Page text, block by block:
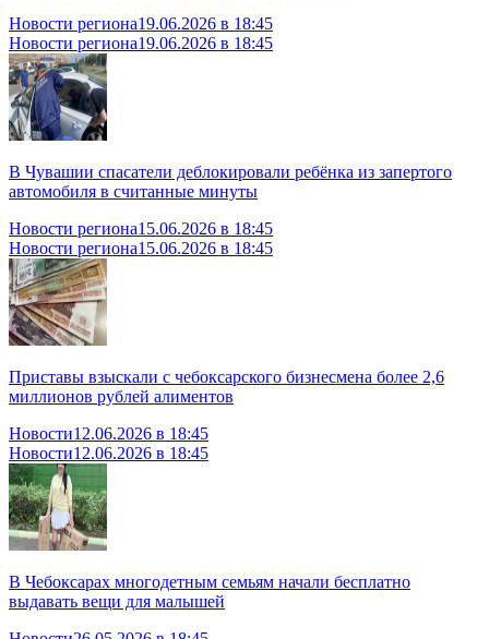
Новости региона19.06.2026 в 18:45
Новости региона19.06.2026 в 18:45
В Чувашии спасатели деблокировали ребёнка из запертого
автомобиля в считанные минуты
Новости региона15.06.2026 в 18:45
Новости региона15.06.2026 в 18:45
Приставы взыскали с чебоксарского бизнесмена более 2,6
миллионов рублей алиментов
Новости12.06.2026 в 18:45
Новости12.06.2026 в 18:45
В Чебоксарах многодетным семьям начали бесплатно
выдавать вещи для малышей